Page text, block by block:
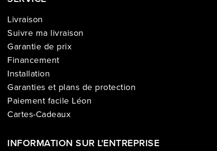
Livraison
Suivre ma livraison
Garantie de prix
Financement
Installation
Garanties et plans de protection
Paiement facile Léon
Cartes-Cadeaux
INFORMATION SUR L'ENTREPRISE